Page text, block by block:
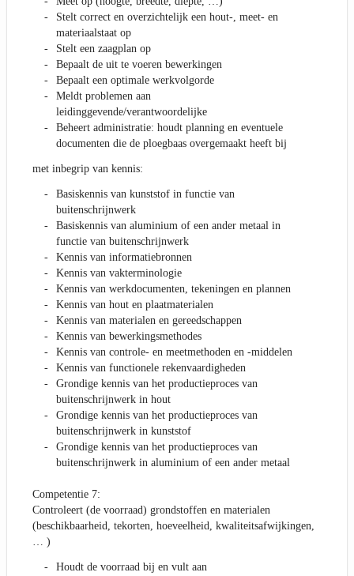
Stelt correct en overzichtelijk een hout-, meet- en
materiaalstaat op
Stelt een zaagplan op
Bepaalt de uit te voeren bewerkingen
Bepaalt een optimale werkvolgorde
Meldt problemen aan
leidinggevende/verantwoordelijke
Beheert administratie: houdt planning en eventuele
documenten die de ploegbaas overgemaakt heeft bij
met inbegrip van kennis:
Basiskennis van kunststof in functie van
buitenschrijnwerk
Basiskennis van aluminium of een ander metaal in
functie van buitenschrijnwerk
Kennis van informatiebronnen
Kennis van vakterminologie
Kennis van werkdocumenten, tekeningen en plannen
Kennis van hout en plaatmaterialen
Kennis van materialen en gereedschappen
Kennis van bewerkingsmethodes
Kennis van controle- en meetmethoden en -middelen
Kennis van functionele rekenvaardigheden
Grondige kennis van het productieproces van
buitenschrijnwerk in hout
Grondige kennis van het productieproces van
buitenschrijnwerk in kunststof
Grondige kennis van het productieproces van
buitenschrijnwerk in aluminium of een ander metaal
Competentie 7:
Controleert (de voorraad) grondstoffen en materialen
(beschikbaarheid, tekorten, hoeveelheid, kwaliteitsafwijkingen,
… )
Houdt de voorraad bij en vult aan